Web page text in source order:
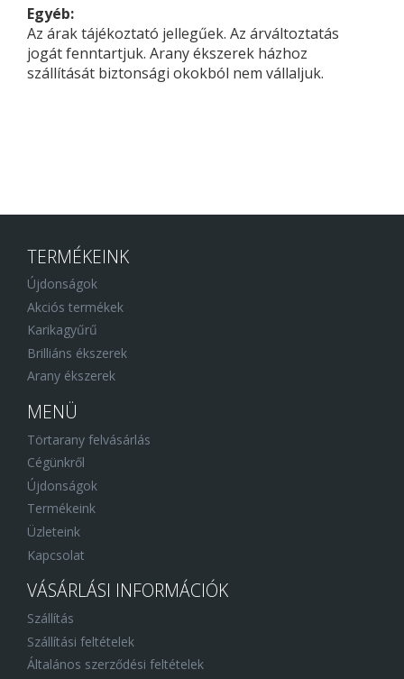
Egyéb:
Az árak tájékoztató jellegűek. Az árváltoztatás
jogát fenntartjuk. Arany ékszerek házhoz
szállítását biztonsági okokból nem vállaljuk.
TERMÉKEINK
Újdonságok
Akciós termékek
Karikagyűrű
Brilliáns ékszerek
Arany ékszerek
MENÜ
Törtarany felvásárlás
Cégünkről
Újdonságok
Termékeink
Üzleteink
Kapcsolat
VÁSÁRLÁSI INFORMÁCIÓK
Szállítás
Szállítási feltételek
Általános szerződési feltételek